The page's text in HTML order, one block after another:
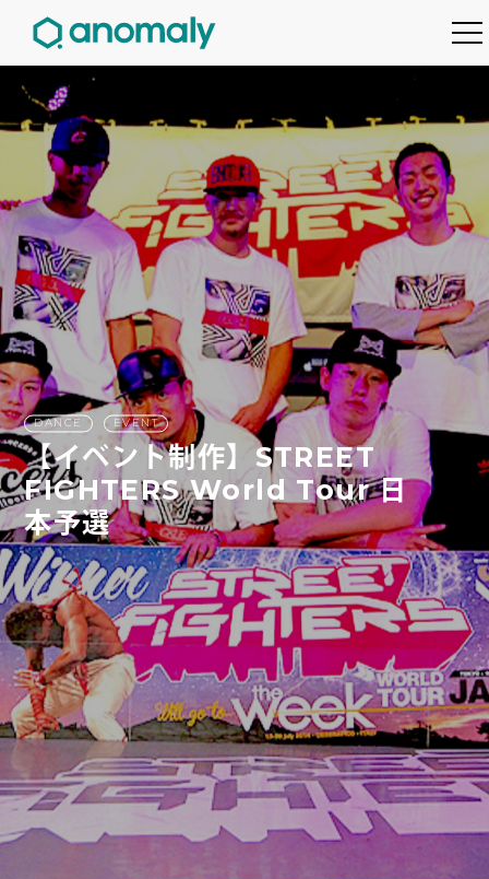
DANCE EVENT
【イベント制作】STREET
FIGHTERS World Tour 日
本予選